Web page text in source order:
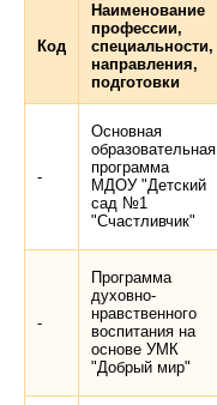
Код
Наименование
профессии,
специальности,
направления,
подготовки
-
Основная
образовательная
программа
МДОУ "Детский
сад №1
"Счастливчик"
-
Программа
духовно-
нравственного
воспитания на
основе УМК
"Добрый мир"